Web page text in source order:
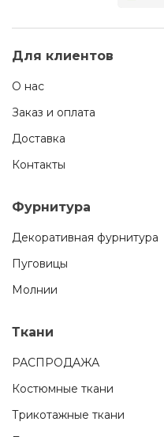
Для клиентов
О нас
Заказ и оплата
Доставка
Контакты
Фурнитура
Декоративная фурнитура
Пуговицы
Молнии
Ткани
РАСПРОДАЖА
Костюмные ткани
Трикотажные ткани